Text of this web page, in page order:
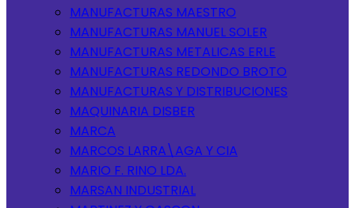
MANUFACTURAS MAESTRO
MANUFACTURAS MANUEL SOLER
MANUFACTURAS METALICAS ERLE
MANUFACTURAS REDONDO BROTO
MANUFACTURAS Y DISTRIBUCIONES
MAQUINARIA DISBER
MARCA
MARCOS LARRA\AGA Y CIA
MARIO F. RINO LDA.
MARSAN INDUSTRIAL